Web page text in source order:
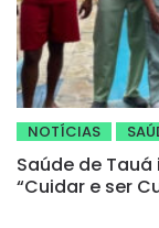
NOTÍCIAS
Saúde de
“Cuidar e ser